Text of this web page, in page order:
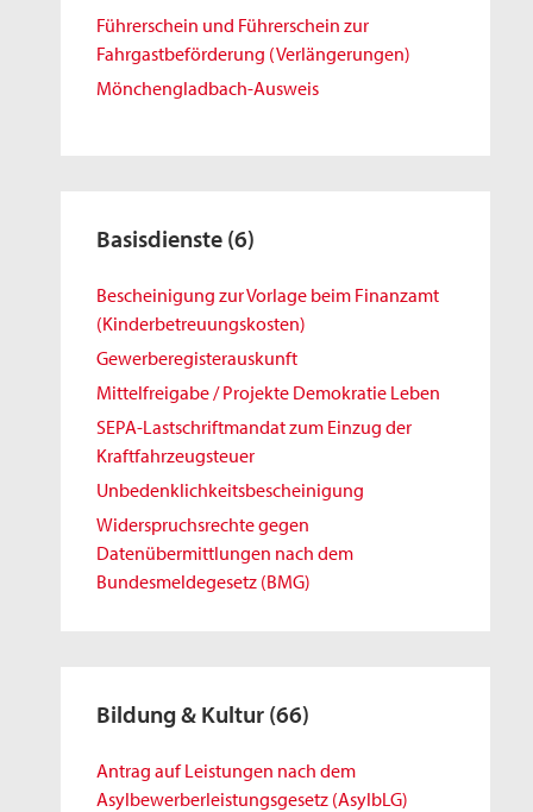
Führerschein und Führerschein zur
Fahrgastbeförderung (Verlängerungen)
Mönchengladbach-Ausweis
Basisdienste (6)
Bescheinigung zur Vorlage beim Finanzamt
(Kinderbetreuungskosten)
Gewerberegisterauskunft
Mittelfreigabe / Projekte Demokratie Leben
SEPA-Lastschriftmandat zum Einzug der
Kraftfahrzeugsteuer
Unbedenklichkeitsbescheinigung
Widerspruchsrechte gegen
Datenübermittlungen nach dem
Bundesmeldegesetz (BMG)
Bildung & Kultur (66)
Antrag auf Leistungen nach dem
Asylbewerberleistungsgesetz (AsylbLG)